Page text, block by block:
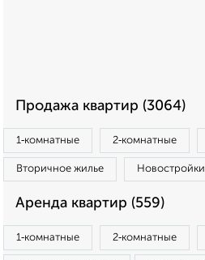
Продажа квартир (3064)
1‑комнатные 2‑комнатные
Вторичное жилье Новостройки
Аренда квартир (559)
1‑комнатные 2‑комнатные